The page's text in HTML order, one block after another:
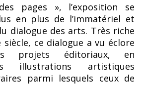
pages », l’exposition se
en plus de l’immatériel et
dialogue des arts. Très riche
siècle, ce dialogue a vu éclore
projets éditoriaux, en
illustrations artistiques
parmi lesquels ceux de